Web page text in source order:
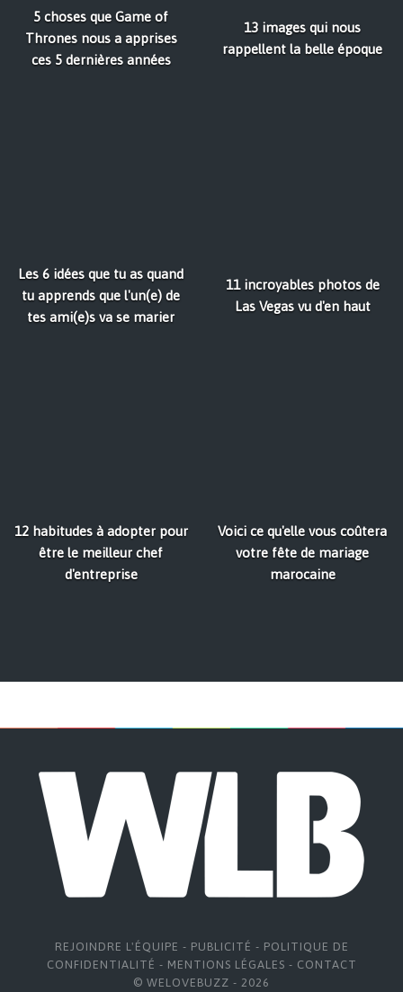
5 choses que Game of
Thrones nous a apprises
ces 5 dernières années
13 images qui nous
rappellent la belle époque
Les 6 idées que tu as quand
tu apprends que l'un(e) de
tes ami(e)s va se marier
11 incroyables photos de
Las Vegas vu d'en haut
12 habitudes à adopter pour
être le meilleur chef
d'entreprise
Voici ce qu'elle vous coûtera
votre fête de mariage
marocaine
REJOINDRE L'ÉQUIPE - PUBLICITÉ - POLITIQUE DE
CONFIDENTIALITÉ - MENTIONS LÉGALES - CONTACT
© WELOVEBUZZ - 2026